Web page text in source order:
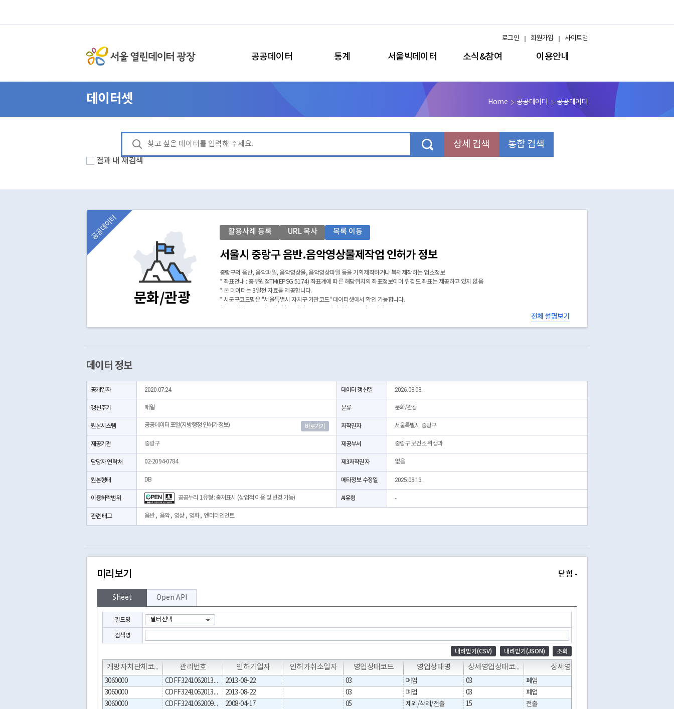
공공데이터 통계 서울빅데이터 소식&참여 이용안내
로그인 회원가입 사이트맵
데이터셋 Home 공공데이터 공공데이터
상세 검색 통합 검색
결과 내 재검색
문화/관광
공공데이터 활용사례 등록 URL 복사 목록 이동
서울시 중랑구 음반.음악영상물제작업 인허가 정보
중랑구의 음반, 음악파일, 음악영상물, 음악영상파일 등을 기획제작하거나 복제제작하는 업소정보
* 좌표안내 : 중부원점TM(EPSG:5174) 좌표계에 따른 해당위치의 좌표정보이며 위경도 좌표는 제공하고 있지 않음
* 본 데이터는 3일전 자료를 제공합니다.
* 시군구코드명은 "서울특별시 자치구 기관코드" 데이터셋에서 확인 가능합니다.
전체 설명보기
데이터 정보
공개일자 2020.07.24. 데이터 갱신일 2026.08.08.
갱신주기 매일 분류 문화/관광
원본시스템 공공데이터포털(지방행정 인허가정보) 바로가기 저작권자 서울특별시 중랑구
제공기관 중랑구 제공부서 중랑구 보건소 위생과
담당자 연락처 02-2094-0784 제3저작권자 없음
원본형태 DB 메타정보 수정일 2025.08.13.
이용허락범위 공공누리 1유형 : 출처표시 (상업적 이용 및 변경 가능) AI유형 -
관련 태그 음반, 음악, 영상, 영화, 엔터테인먼트
미리보기 닫힘 -
Sheet Open API
필드명
검색명
내려받기(CSV) 내려받기(JSON) 조회
개방자치단체코드 관리번호 인허가일자 인허가취소일자 영업상태코드 영업상태명 상세영업상태코드 상세영업상태명
T T T
3060000 CDFF3241062013000002 2013-08-22 03 폐업 03 폐업
3060000
CDFF3241062013000001 2013-08-22 03 폐업 03 폐업
3060000
CDFF3241062009000001 2008-04-17 05 제외/삭제/전출 15 전출